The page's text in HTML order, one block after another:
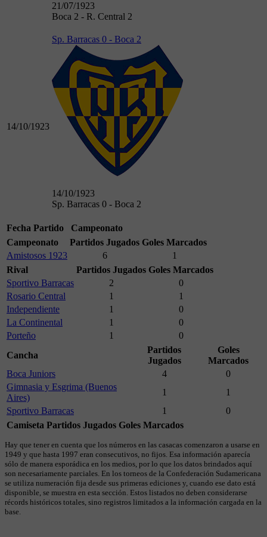
21/07/1923
Boca 2 - R. Central 2
14/10/1923
Sp. Barracas 0 - Boca 2
14/10/1923
Sp. Barracas 0 - Boca 2
Fecha Partido
Campeonato
Campeonato
Partidos Jugados Goles Marcados
Amistosos 1923
6
1
Rival
Partidos Jugados Goles Marcados
Sportivo Barracas
2
0
Rosario Central
1
1
Independiente
1
0
La Continental
1
0
Porteño
1
0
Cancha
Partidos
Jugados
Goles
Marcados
Boca Juniors
4
0
Gimnasia y Esgrima (Buenos
Aires)
1
1
Sportivo Barracas
1
0
Camiseta Partidos Jugados Goles Marcados
Hay que tener en cuenta que los números en las casacas comenzaron a usarse en
1949 y que hasta 1997 eran consecutivos, no fijos. Esa información aparecía
sólo de manera esporádica en los medios, por lo que los datos brindados aquí
son necesariamente parciales. En los torneos de la Confederación Sudamericana
se utiliza numeración fija desde sus primeras ediciones y, cuando ese dato está
disponible, se muestra en esta sección. Estos listados no deben considerarse
récords históricos totales, sino registros limitados a la información cargada en la
base.